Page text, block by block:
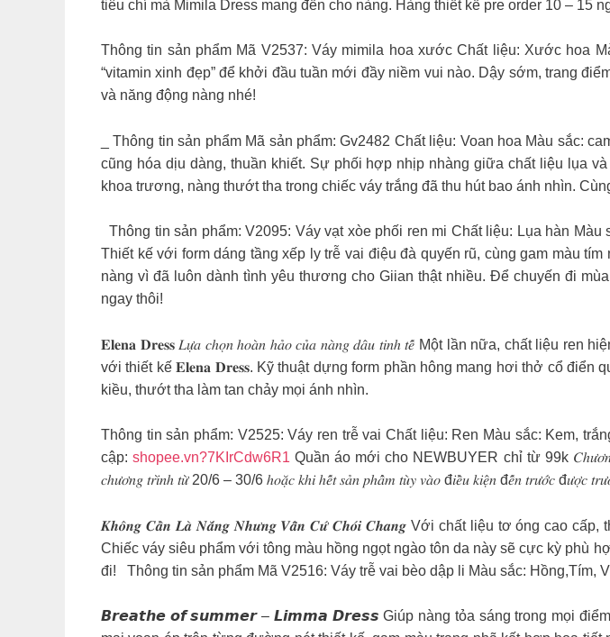
tiêu chí mà Mimila Dress mang đến cho nàng. Hàng thiết kế pre order 10 – 15
Thông tin sản phẩm Mã V2537: Váy mimila hoa xước Chất liệu: Xước hoa
“vitamin xinh đẹp” để khởi đầu tuần mới đầy niềm vui nào. Dậy sớm, trang
và năng động nàng nhé!
_ Thông tin sản phẩm Mã sản phẩm: Gv2482 Chất liệu: Voan hoa Màu sắc:
cũng hóa dịu dàng, thuần khiết. Sự phối hợp nhịp nhàng giữa chất liệu lụa
khoa trương, nàng thướt tha trong chiếc váy trắng đã thu hút bao ánh nhìn.
Thông tin sản phẩm: V2095: Váy vạt xòe phối ren mi Chất liệu: Lụa hàn Màu
Thiết kế với form dáng tầng xếp ly trễ vai điệu đà quyến rũ, cùng gam màu
nàng vì đã luôn dành tình yêu thương cho Giian thật nhiều. Để chuyến đi
ngay thôi!
𝐄𝐥𝐞𝐧𝐚 𝐃𝐫𝐞𝐬𝐬 𝐿𝑢̛̣𝑎 𝑐ℎ𝑜̣𝑛 ℎ𝑜𝑎̀𝑛 ℎ𝑎̉𝑜 𝑐𝑢̉𝑎 𝑛𝑎̀𝑛𝑔 𝑑𝑎̂𝑢 𝑡𝑖𝑛ℎ 𝑡𝑒̂́ Một lần nữa, chất liệu
với thiết kế 𝐄𝐥𝐞𝐧𝐚 𝐃𝐫𝐞𝐬𝐬. Kỹ thuật dựng form phần hông mang hơi thở cổ
kiều, thướt tha làm tan chảy mọi ánh nhìn.
Thông tin sản phẩm: V2525: Váy ren trễ vai Chất liệu: Ren Màu sắc: Kem,
cập:shopee.vn?7KIrCdw6R1 Quần áo mới cho NEWBUYER chỉ từ 99k 𝐶ℎ𝑢̛𝑜̛𝑛𝑔
𝑐ℎ𝑢̛𝑜̛𝑛𝑔 𝑡𝑟𝑖̀𝑛ℎ 𝑡𝑢̛̀ 20/6 – 30/6 ℎ𝑜𝑎̣̆𝑐 𝑘ℎ𝑖 ℎ𝑒̂́𝑡 𝑠𝑎̉𝑛 𝑝ℎ𝑎̂̉𝑚 𝑡𝑢̀𝑦 𝑣𝑎̀𝑜 đ𝑖𝑒̂̀𝑢 𝑘𝑖𝑒̣̂𝑛 đ𝑒̂́𝑛 𝑡𝑟𝑢̛𝑜̛́𝑐 đ𝑢̛𝑜̛̣𝑐
𝑲𝒉𝒐̂𝒏𝒈 𝑪𝒂̂̀𝒏 𝑳𝒂̀ 𝑵𝒂̆́𝒏𝒈 𝑵𝒉𝒖̛𝒏𝒈 𝑽𝒂̂̃𝒏 𝑪𝒖̛́ 𝑪𝒉𝒐́𝒊 𝑪𝒉𝒂𝒏𝒈 Với chất liệu tơ óng cao
Chiếc váy siêu phẩm với tông màu hồng ngọt ngào tôn da này sẽ cực kỳ phù
đi!
Thông tin sản phẩm Mã V2516: Váy trễ vai bèo dập li Màu sắc: Hồng,Tím,
𝘽𝙧𝙚𝙖𝙩𝙝𝙚 𝙤𝙛 𝙨𝙪𝙢𝙢𝙚𝙧 – 𝙇𝙞𝙢𝙢𝙖 𝘿𝙧𝙚𝙨𝙨 Giúp nàng tỏa sáng trong mọi điểm,